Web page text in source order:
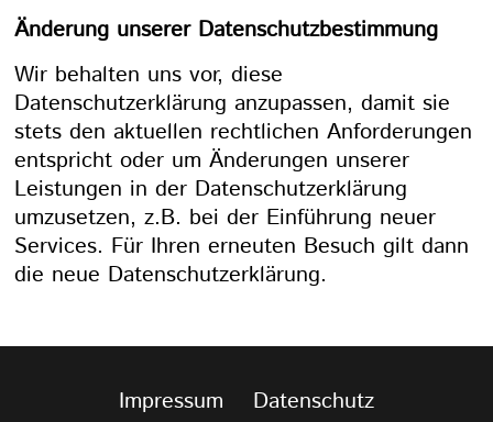
Änderung unserer Datenschutzbestimmung
Wir behalten uns vor, diese
Datenschutzerklärung anzupassen, damit sie
stets den aktuellen rechtlichen Anforderungen
entspricht oder um Änderungen unserer
Leistungen in der Datenschutzerklärung
umzusetzen, z.B. bei der Einführung neuer
Services. Für Ihren erneuten Besuch gilt dann
die neue Datenschutzerklärung.
Impressum Datenschutz